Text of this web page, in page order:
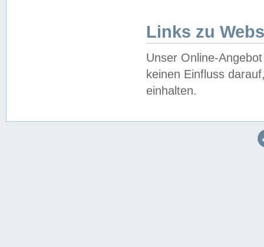
Links zu
Unser Online-
keinen Einfluss
einhalten.